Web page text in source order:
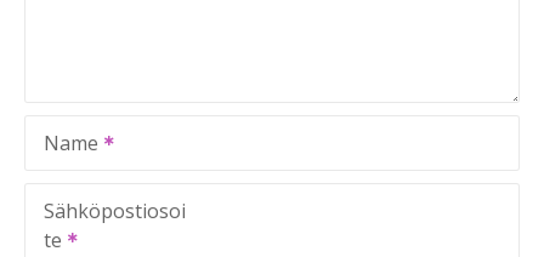
Name
Sähköpostiosoi
te